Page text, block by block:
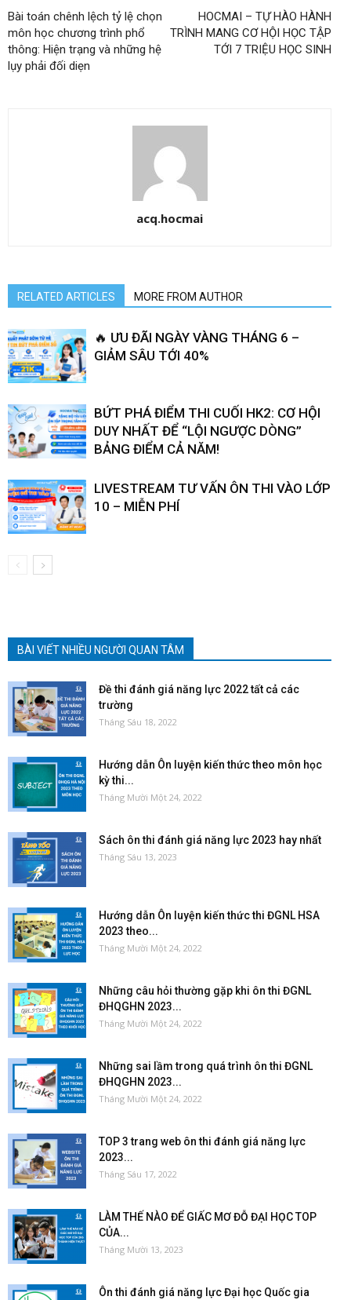
Bài toán chênh lệch tỷ lệ chọn
môn học chương trình phổ
thông: Hiện trạng và những hệ
lụy phải đối diẹn
HOCMAI – TỰ HÀO HÀNH
TRÌNH MANG CƠ HỘI HỌC TẬP
TỚI 7 TRIỆU HỌC SINH
acq.hocmai
RELATED ARTICLES MORE FROM AUTHOR
🔥 ƯU ĐÃI NGÀY VÀNG THÁNG 6 –
GIẢM SÂU TỚI 40%
BỨT PHÁ ĐIỂM THI CUỐI HK2: CƠ HỘI
DUY NHẤT ĐỂ “LỘI NGƯỢC DÒNG”
BẢNG ĐIỂM CẢ NĂM!
LIVESTREAM TƯ VẤN ÔN THI VÀO LỚP
10 – MIỄN PHÍ
BÀI VIẾT NHIỀU NGƯỜI QUAN TÂM
Đề thi đánh giá năng lực 2022 tất cả các
trường
Tháng Sáu 18, 2022
Hướng dẫn Ôn luyện kiến thức theo môn học
kỳ thi...
Tháng Mười Một 24, 2022
Sách ôn thi đánh giá năng lực 2023 hay nhất
Tháng Sáu 13, 2023
Hướng dẫn Ôn luyện kiến thức thi ĐGNL HSA
2023 theo...
Tháng Mười Một 24, 2022
Những câu hỏi thường gặp khi ôn thi ĐGNL
ĐHQGHN 2023...
Tháng Mười Một 24, 2022
Những sai lầm trong quá trình ôn thi ĐGNL
ĐHQGHN 2023...
Tháng Mười Một 24, 2022
TOP 3 trang web ôn thi đánh giá năng lực
2023...
Tháng Sáu 17, 2022
LÀM THẾ NÀO ĐỂ GIẤC MƠ ĐỖ ĐẠI HỌC TOP
CỦA...
Tháng Mười 13, 2023
Ôn thi đánh giá năng lực Đại học Quốc gia